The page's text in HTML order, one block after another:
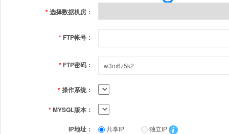
*选择数据机房：
* FTP帐号：
* FTP密码：
*操作系统：
*MYSQL版本：
IP地址： 共享IP 独立IP